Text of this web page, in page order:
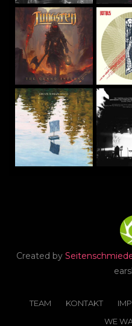
Created by
TEAM KONTAKT
WE